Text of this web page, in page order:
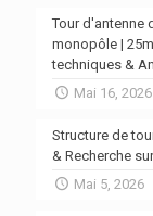
Tour d'antenne
monopôle |
techniques &
Mai 16, 2026
Structure de
& Recherche
Mai 5, 2026